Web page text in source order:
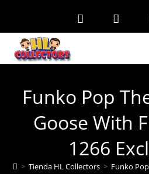
contenido
Funko Pop
Goose With
1266
> Tienda HL Collectors > Funko